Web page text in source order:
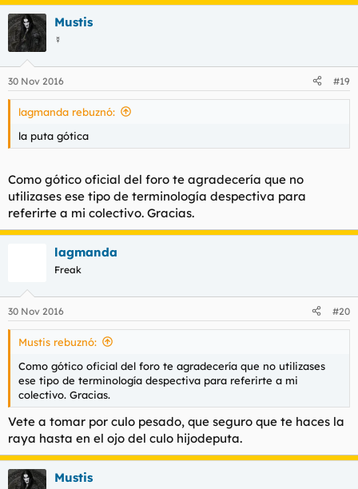
Mustis
☿
30 Nov 2016 #19
lagmanda rebuznó:
la puta gótica
Como gótico oficial del foro te agradecería que no
utilizases ese tipo de terminología despectiva para
referirte a mi colectivo. Gracias.
lagmanda
Freak
30 Nov 2016 #20
Mustis rebuznó:
Como gótico oficial del foro te agradecería que no utilizases
ese tipo de terminología despectiva para referirte a mi
colectivo. Gracias.
Vete a tomar por culo pesado, que seguro que te haces la
raya hasta en el ojo del culo hijodeputa.
Mustis